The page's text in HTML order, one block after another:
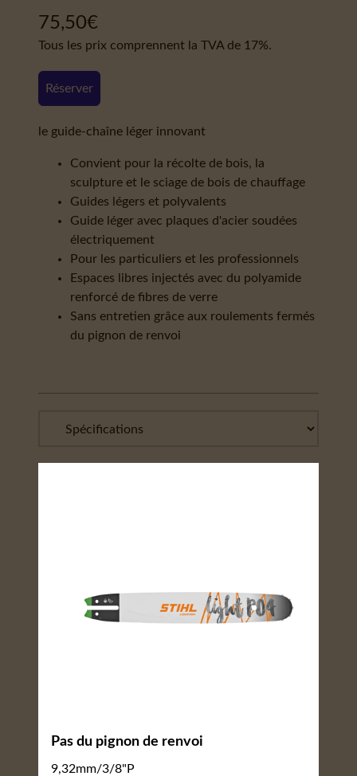
75,50€
Tous les prix comprennent la TVA de 17%.
Réserver
le guide-chaîne léger innovant
Convient pour la récolte de bois, la
sculpture et le sciage de bois de chauffage
Guides légers et polyvalents
Guide léger avec plaques d'acier soudées
électriquement
Pour les particuliers et les professionnels
Espaces libres injectés avec du polyamide
renforcé de fibres de verre
Sans entretien grâce aux roulements fermés
du pignon de renvoi
Pas du pignon de renvoi
9,32mm/3/8"P